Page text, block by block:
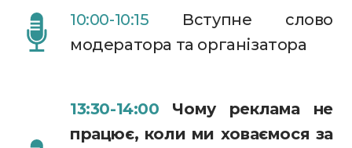
10:00-10:15 Вступне слово
модератора та організатора
13:30-14:00 Чому реклама не
працює, коли ми ховаємося за